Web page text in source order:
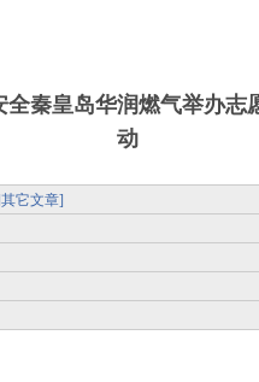
全秦皇岛华润燃气举办志
动
它文章]